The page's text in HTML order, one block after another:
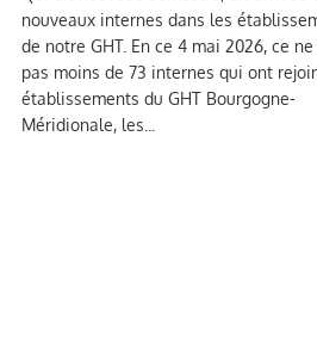
nouveaux internes dans les
de notre GHT. En ce 4 mai 2026, ce
pas moins de 73 internes qui ont
établissements du GHT Bourgogne-
Méridionale, les...